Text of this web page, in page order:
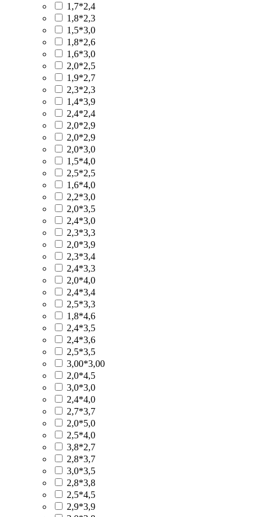
1,7*2,4
1,8*2,3
1,5*3,0
1,8*2,6
1,6*3,0
2,0*2,5
1,9*2,7
2,3*2,3
1,4*3,9
2,4*2,4
2,0*2,9
2,0*2,9
2,0*3,0
1,5*4,0
2,5*2,5
1,6*4,0
2,2*3,0
2,0*3,5
2,4*3,0
2,3*3,3
2,0*3,9
2,3*3,4
2,4*3,3
2,0*4,0
2,4*3,4
2,5*3,3
1,8*4,6
2,4*3,5
2,4*3,6
2,5*3,5
3,00*3,00
2,0*4,5
3,0*3,0
2,4*4,0
2,7*3,7
2,0*5,0
2,5*4,0
3,8*2,7
2,8*3,7
3,0*3,5
2,8*3,8
2,5*4,5
2,9*3,9